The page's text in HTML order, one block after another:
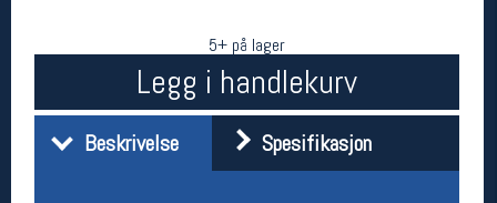
5+ på lager
Legg i handlekurv
Beskrivelse Spesifikasjon
Her finner du oss
Oslo Sportslager